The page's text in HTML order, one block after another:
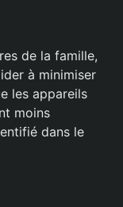
de la famille,
à minimiser
les appareils
moins
dans le